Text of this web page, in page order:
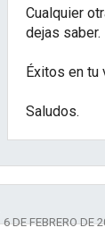
Cualquier
dejas saber.
Éxitos en tu
Saludos.
6 DE FEBRERO DE